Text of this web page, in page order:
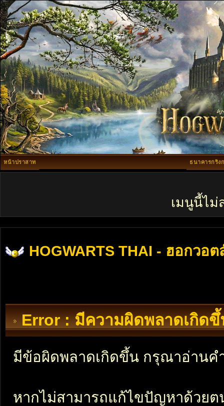
หน้าปราสาท ธนาคารกริง
เมนูนี้ไม่
HOGWARTS THAI - ฮอกวอต
Error : มีความผิดพลาดเกิดขึ้
มีข้อผิดพลาดเกิดขึ้น กรุณาอ่านค
หากไม่สามารถแก้ไขปัญหาด้วย